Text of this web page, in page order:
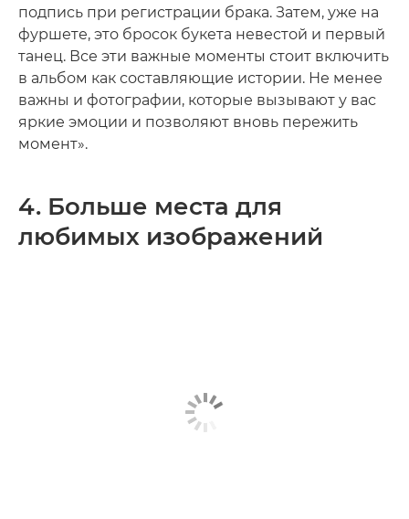
подпись при регистрации брака. Затем, уже на
фуршете, это бросок букета невестой и первый
танец. Все эти важные моменты стоит включить
в альбом как составляющие истории. Не менее
важны и фотографии, которые вызывают у вас
яркие эмоции и позволяют вновь пережить
момент».
4. Больше места для
любимых изображений